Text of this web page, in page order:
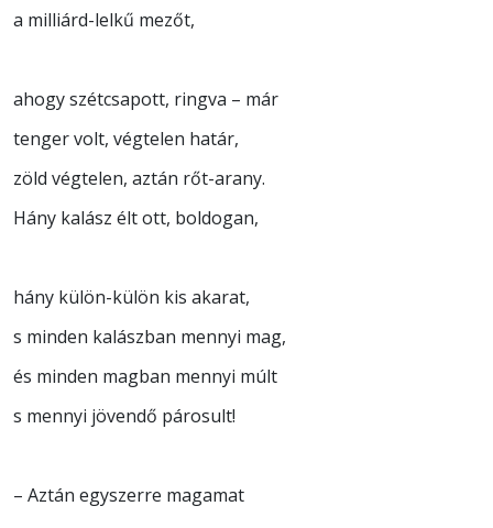
a milliárd-lelkű mezőt,
ahogy szétcsapott, ringva – már
tenger volt, végtelen határ,
zöld végtelen, aztán rőt-arany.
Hány kalász élt ott, boldogan,
hány külön-külön kis akarat,
s minden kalászban mennyi mag,
és minden magban mennyi múlt
s mennyi jövendő párosult!
– Aztán egyszerre magamat